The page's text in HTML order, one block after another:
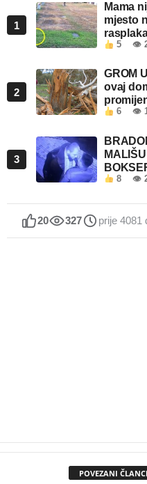
1
Mama
mjesto
5 👁
2
GROM
ovaj
6 👁
3
8 👁
20 327 prije 4081
POVEZANI ČLANCI